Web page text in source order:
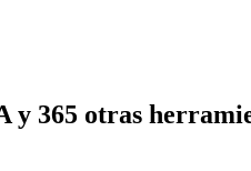
y 365 otras